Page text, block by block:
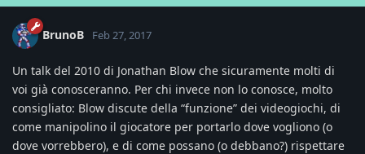
BrunoB Feb 27, 2017
Un talk del 2010 di Jonathan Blow che sicuramente molti di
voi già conosceranno. Per chi invece non lo conosce, molto
consigliato: Blow discute della “funzione” dei videogiochi, di
come manipolino il giocatore per portarlo dove vogliono (o
dove vorrebbero), e di come possano (o debbano?) rispettare